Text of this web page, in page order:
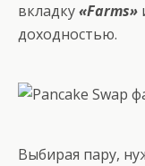
вкладку«Farms»
доходностью.
Выбирая пару,